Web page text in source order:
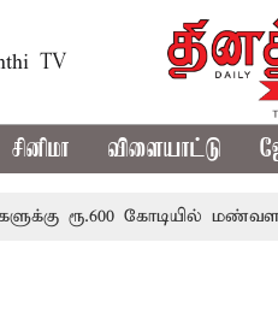
TV
சினிமா விளையாட்டு
ரூ.600 கோடியில் மண்வள